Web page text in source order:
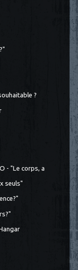
?
- "Le corps, a
seuls"